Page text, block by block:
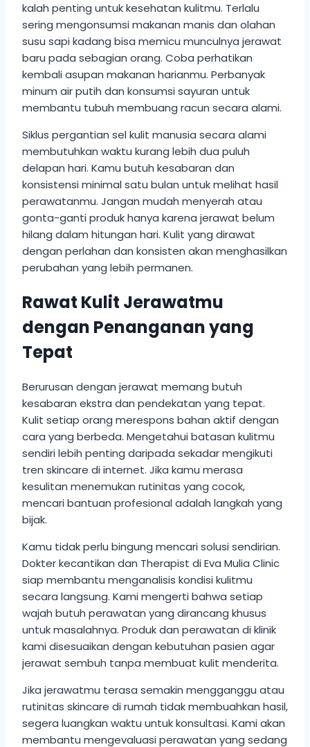
kalah penting untuk kesehatan kulitmu. Terlalu
sering mengonsumsi makanan manis dan olahan
susu sapi kadang bisa memicu munculnya jerawat
baru pada sebagian orang. Coba perhatikan
kembali asupan makanan harianmu. Perbanyak
minum air putih dan konsumsi sayuran untuk
membantu tubuh membuang racun secara alami.
Siklus pergantian sel kulit manusia secara alami
membutuhkan waktu kurang lebih dua puluh
delapan hari. Kamu butuh kesabaran dan
konsistensi minimal satu bulan untuk melihat hasil
perawatanmu. Jangan mudah menyerah atau
gonta-ganti produk hanya karena jerawat belum
hilang dalam hitungan hari. Kulit yang dirawat
dengan perlahan dan konsisten akan menghasilkan
perubahan yang lebih permanen.
Rawat Kulit Jerawatmu
dengan Penanganan yang
Tepat
Berurusan dengan jerawat memang butuh
kesabaran ekstra dan pendekatan yang tepat.
Kulit setiap orang merespons bahan aktif dengan
cara yang berbeda. Mengetahui batasan kulitmu
sendiri lebih penting daripada sekadar mengikuti
tren skincare di internet. Jika kamu merasa
kesulitan menemukan rutinitas yang cocok,
mencari bantuan profesional adalah langkah yang
bijak.
Kamu tidak perlu bingung mencari solusi sendirian.
Dokter kecantikan dan Therapist di Eva Mulia Clinic
siap membantu menganalisis kondisi kulitmu
secara langsung. Kami mengerti bahwa setiap
wajah butuh perawatan yang dirancang khusus
untuk masalahnya. Produk dan perawatan di klinik
kami disesuaikan dengan kebutuhan pasien agar
jerawat sembuh tanpa membuat kulit menderita.
Jika jerawatmu terasa semakin mengganggu atau
rutinitas skincare di rumah tidak membuahkan hasil,
segera luangkan waktu untuk konsultasi. Kami akan
membantu mengevaluasi perawatan yang sedang